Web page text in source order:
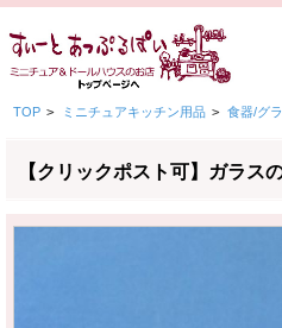
TOP > ミニチュアキッチン用品 > 食器/グ
【クリックポスト可】ガラ